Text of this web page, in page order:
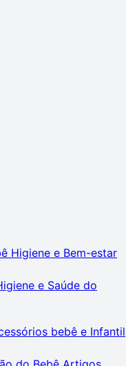
Higiene e Bem-estar
e Saúde do
bebê e Infantil